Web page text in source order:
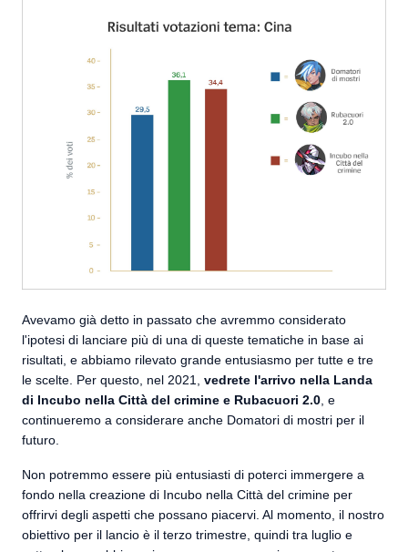
Avevamo già detto in passato che avremmo considerato
l'ipotesi di lanciare più di una di queste tematiche in base ai
risultati, e abbiamo rilevato grande entusiasmo per tutte e tre
le scelte. Per questo, nel 2021, vedrete l'arrivo nella Landa
di Incubo nella Città del crimine e Rubacuori 2.0 , e
continueremo a considerare anche Domatori di mostri per il
futuro.
Non potremmo essere più entusiasti di poterci immergere a
fondo nella creazione di Incubo nella Città del crimine per
offrirvi degli aspetti che possano piacervi. Al momento, il nostro
obiettivo per il lancio è il terzo trimestre, quindi tra luglio e